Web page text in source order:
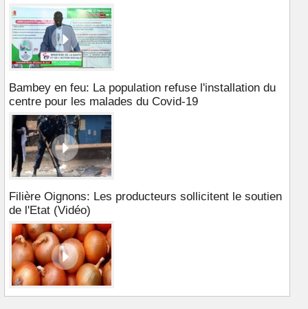
Bambey en feu: La population refuse l'installation du
centre pour les malades du Covid-19
Filière Oignons: Les producteurs sollicitent le soutien
de l'Etat (Vidéo)